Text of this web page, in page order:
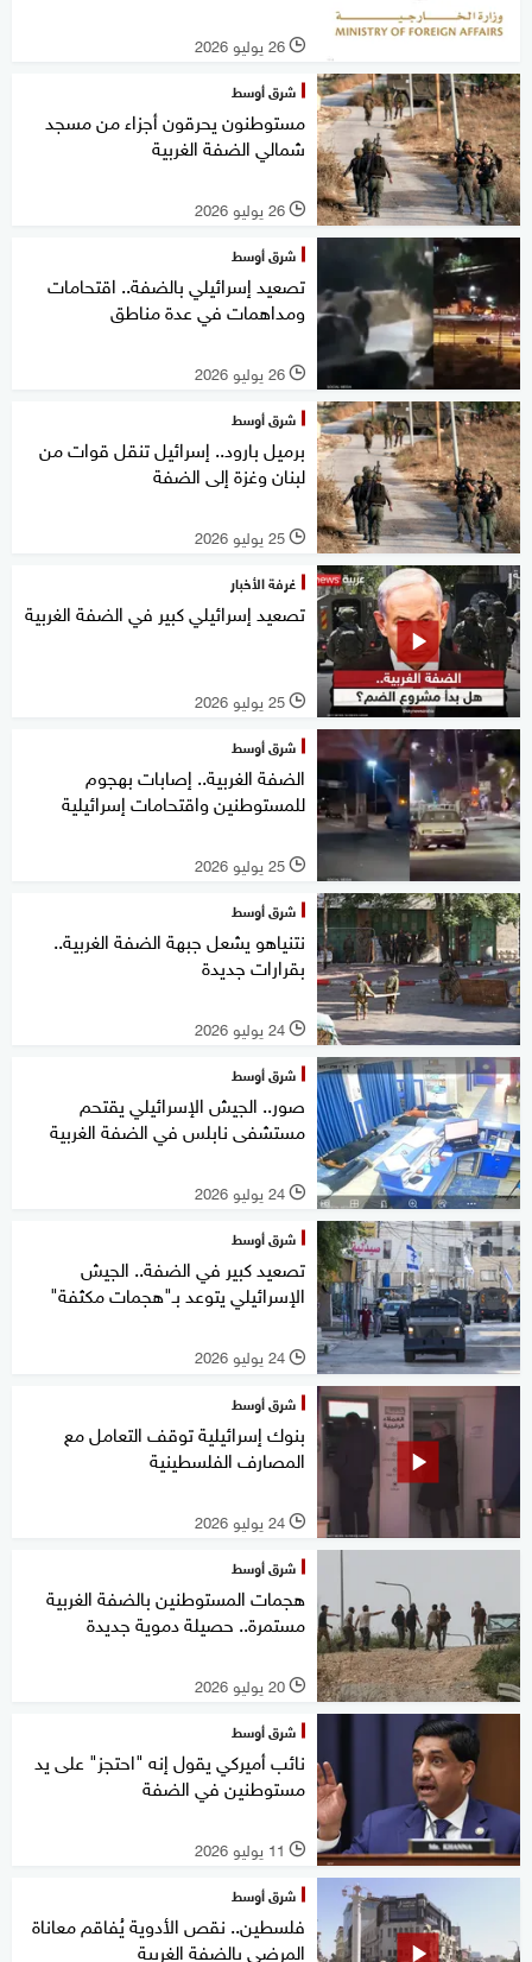
l 26 يوليو 2026
شرق أوسط
مستوطنون يحرقون أجزاء من مسجد
شمالي الضفة الغربية
l 26 يوليو 2026
شرق أوسط
تصعيد إسرائيلي بالضفة.. اقتحامات
ومداهمات في عدة مناطق
l 26 يوليو 2026
شرق أوسط
برميل بارود.. إسرائيل تنقل قوات من
لبنان وغزة إلى الضفة
l 25 يوليو 2026
غرفة الأخبار
تصعيد إسرائيلي كبير في الضفة الغربية
l 25 يوليو 2026
شرق أوسط
الضفة الغربية.. إصابات بهجوم
للمستوطنين واقتحامات إسرائيلية
l 25 يوليو 2026
شرق أوسط
نتنياهو يشعل جبهة الضفة الغربية..
بقرارات جديدة
l 24 يوليو 2026
شرق أوسط
صور.. الجيش الإسرائيلي يقتحم
مستشفى نابلس في الضفة الغربية
l 24 يوليو 2026
شرق أوسط
تصعيد كبير في الضفة.. الجيش
الإسرائيلي يتوعد بـ"هجمات مكثفة"
l 24 يوليو 2026
شرق أوسط
بنوك إسرائيلية توقف التعامل مع
المصارف الفلسطينية
l 24 يوليو 2026
شرق أوسط
هجمات المستوطنين بالضفة الغربية
مستمرة.. حصيلة دموية جديدة
l 20 يوليو 2026
شرق أوسط
نائب أميركي يقول إنه "احتجز" على يد
مستوطنين في الضفة
l 11 يوليو 2026
شرق أوسط
فلسطين.. نقص الأدوية يُفاقم معاناة
المرضى بالضفة الغربية